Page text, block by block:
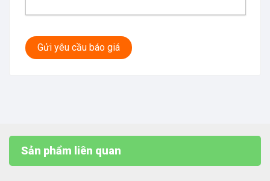
Gửi yêu cầu báo giá
Sản phẩm liên quan